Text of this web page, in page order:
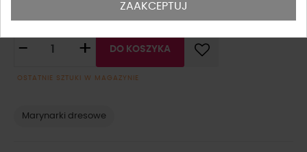
- + DO KOSZYKA
OSTATNIE SZTUKI W MAGAZYNIE
Marynarki dresowe
ZAAKCEPTUJ